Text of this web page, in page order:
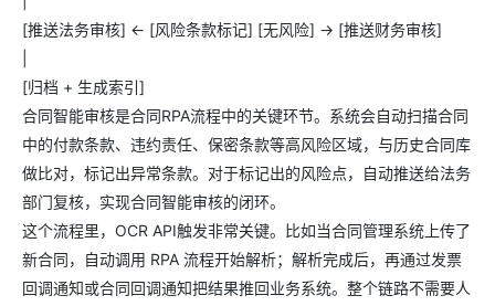
[推送法务审核] <- [风险条款标记] [无风险] -> [推送财务审核]
[归档 + 生成索引]
合同智能审核是合同RPA流程中的关键环节。系统会自动扫描合同
中的付款条款、违约责任、保密条款等高风险区域，与历史合同库
做比对，标记出异常条款。对于标记出的风险点，自动推送给法务
部门复核，实现合同智能审核的闭环。
这个流程里，OCR API触发非常关键。比如当合同管理系统上传了
新合同，自动调用 RPA 流程开始解析；解析完成后，再通过发票
回调通知或合同回调通知把结果推回业务系统。整个链路不需要人